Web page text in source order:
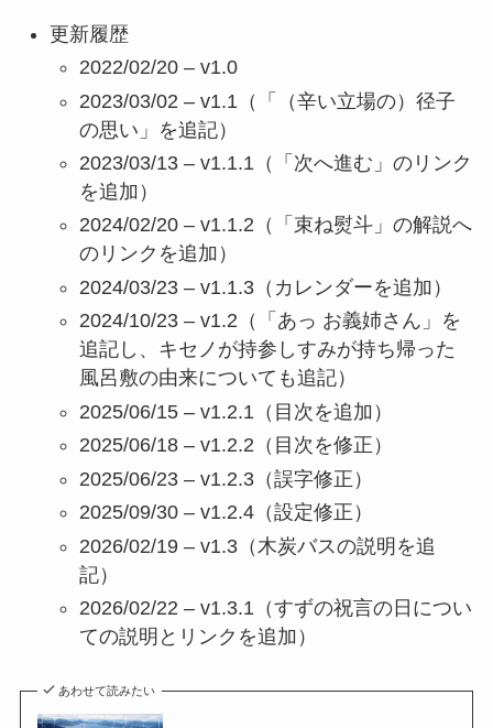
更新履歴
2022/02/20 – v1.0
2023/03/02 – v1.1（「（辛い立場の）径子
の思い」を追記）
2023/03/13 – v1.1.1（「次へ進む」のリンク
を追加）
2024/02/20 – v1.1.2（「束ね熨斗」の解説へ
のリンクを追加）
2024/03/23 – v1.1.3（カレンダーを追加）
2024/10/23 – v1.2（「あっ お義姉さん」を
追記し、キセノが持参しすみが持ち帰った
風呂敷の由来についても追記）
2025/06/15 – v1.2.1（目次を追加）
2025/06/18 – v1.2.2（目次を修正）
2025/06/23 – v1.2.3（誤字修正）
2025/09/30 – v1.2.4（設定修正）
2026/02/19 – v1.3（木炭バスの説明を追
記）
2026/02/22 – v1.3.1（すずの祝言の日につい
ての説明とリンクを追加）
あわせて読みたい